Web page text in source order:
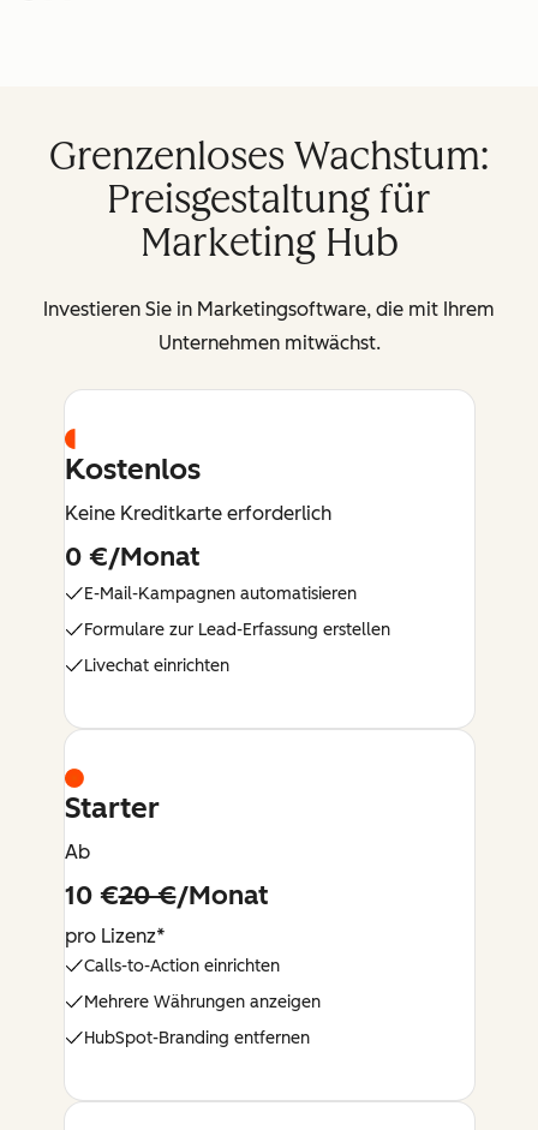
Grenzenloses Wachstum:
Preisgestaltung für
Marketing Hub
Investieren Sie in Marketingsoftware, die mit Ihrem
Unternehmen mitwächst.
Kostenlos
Keine Kreditkarte erforderlich
0 €/Monat
E-Mail-Kampagnen automatisieren
Formulare zur Lead-Erfassung erstellen
Livechat einrichten
Starter
Ab
10 €20 €/Monat
pro Lizenz*
Calls-to-Action einrichten
Mehrere Währungen anzeigen
HubSpot-Branding entfernen